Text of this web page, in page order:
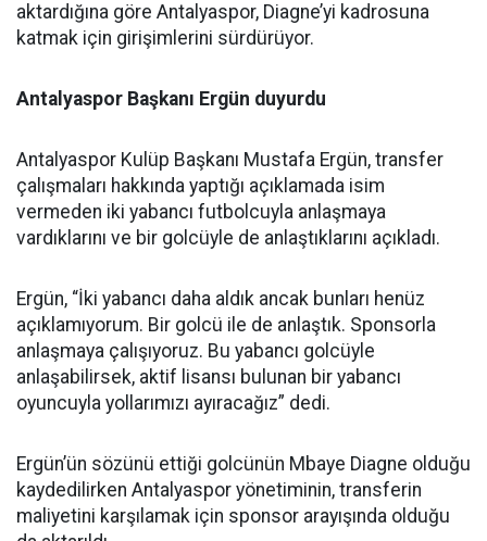
aktardığına göre Antalyaspor, Diagne’yi kadrosuna
katmak için girişimlerini sürdürüyor.
Antalyaspor Başkanı Ergün duyurdu
Antalyaspor Kulüp Başkanı Mustafa Ergün, transfer
çalışmaları hakkında yaptığı açıklamada isim
vermeden iki yabancı futbolcuyla anlaşmaya
vardıklarını ve bir golcüyle de anlaştıklarını açıkladı.
Ergün, “İki yabancı daha aldık ancak bunları henüz
açıklamıyorum. Bir golcü ile de anlaştık. Sponsorla
anlaşmaya çalışıyoruz. Bu yabancı golcüyle
anlaşabilirsek, aktif lisansı bulunan bir yabancı
oyuncuyla yollarımızı ayıracağız” dedi.
Ergün’ün sözünü ettiği golcünün Mbaye Diagne olduğu
kaydedilirken Antalyaspor yönetiminin, transferin
maliyetini karşılamak için sponsor arayışında olduğu